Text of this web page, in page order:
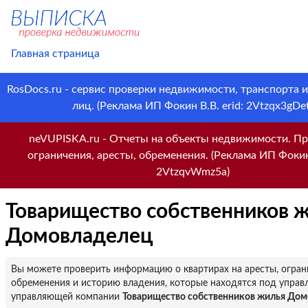
Главная страница
RosDocs.ru - сервис проверки недвижимости, транспорта
лиц. (Реклама ИП Фокин В.В. erid:
neVUPISKA.ru - Отчеты на объекты недвижимости.
ограничения, аресты, обременения. (Реклама ИП
2VtzqvWmz5a)
Товарищество собственников
Домовладелец
Вы можете проверить информацию о квартирах на аресты,
обременения и историю владения, которые находятся под
управляющей компании
Товарищество собственников жилья